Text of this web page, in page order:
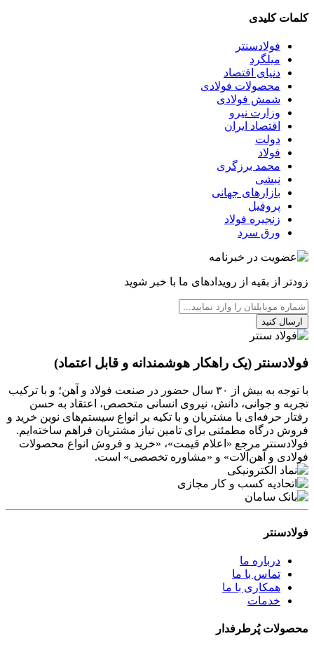
کلمات کلیدی
فولادسنتر
میلگرد
دنیای اقتصاد
محصولات فولادی
شمش فولادی
وزارت نیرو
اقتصاد ایران
دولت
فولاد
محمد برزگری
نبشی
بازارهای جهانی
پروفیل
زنجیره فولاد
ورق سرد
زودتر از بقیه از رویدادهای ما با خبر شوید
ارسال کنید
فولادسنتر (یک راهکار هوشمندانه و قابل اعتماد)
با توجه به بیش از ۳۰ سال حضور در صنعت فولاد و آهن؛ و با ترکیب
تجربه و جوانی، دانش، نیروی انسانی متخصص، اعتقاد به حسن
رفتار حرفه‌ای با مشتریان و با تکیه بر انواع سیستم‌های نوین خرید و
فروش درگاه مطمئنی برای تامین نیاز مشتریان فراهم ساخته‌ایم.
فولادسنتر مرجع «اعلام قیمت»، «خرید و فروش انواع محصولات
فولادی و آهن‌آلات» و «مشاوره تخصصی» است.
فولادسنتر
درباره ما
تماس با ما
همکاری با ما
خدمات
محصولات پُرطرفدار